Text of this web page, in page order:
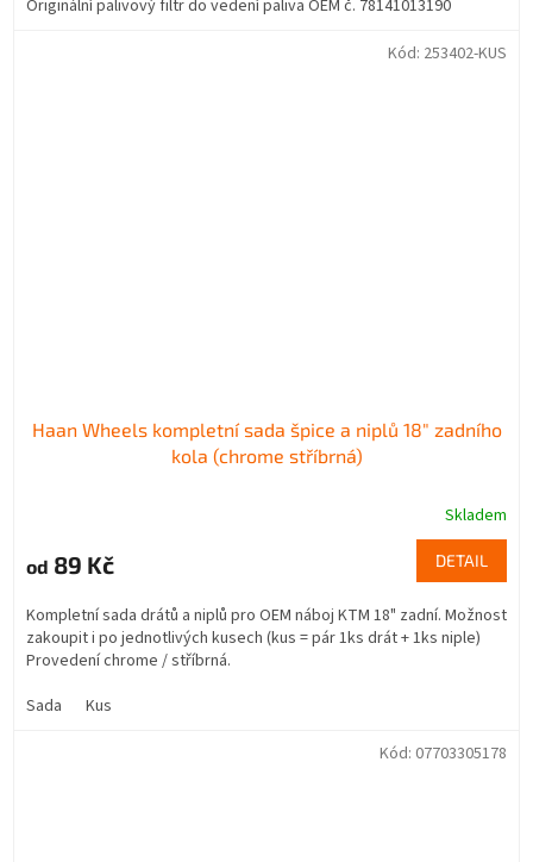
Originální palivový filtr do vedení paliva OEM č. 78141013190
Haan Wheels kompletní sada špice a niplů 18" zadního
kola (chrome stříbrná)
Skladem
od 89 Kč DETAIL
Kompletní sada drátů a niplů pro OEM náboj KTM 18" zadní. Možnost
zakoupit i po jednotlivých kusech (kus = pár 1ks drát + 1ks niple)
Provedení chrome / stříbrná.
Sada
Kus
Kód: 253402-KUS
Kód: 07703305178